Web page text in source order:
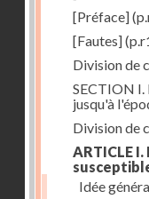
[Préface]
[Fautes]
Division de
SECTION
jusqu'à
Division de
ARTICLE
Idée